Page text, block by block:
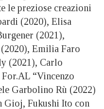
le preziose creazioni
(2020), Elisa
(2021),
Emilia Faro
(2021), Carlo
“Vincenzo
Garbolino Rù (2022)
Gioj, Fukushi Ito con